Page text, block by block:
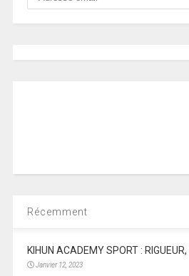
Récemment
KIHUN ACADEMY SPORT :
Janvier 12, 2023